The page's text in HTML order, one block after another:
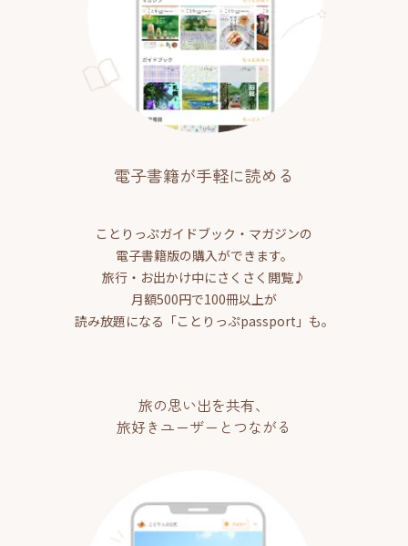
電子書籍が手軽に読める
ことりっぷガイドブック・マガジンの
電子書籍版の購入ができます。
旅行・お出かけ中にさくさく閲覧♪
月額500円で100冊以上が
読み放題になる「ことりっぷpassport」も。
旅の思い出を共有、
旅好きユーザーとつながる